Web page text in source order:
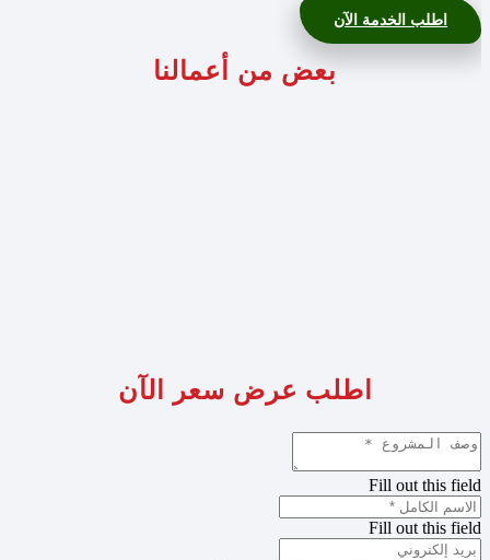
اطلب الخدمة الآن
بعض من أعمالنا
اطلب عرض سعر الآن
Fill out this field
Fill out this field